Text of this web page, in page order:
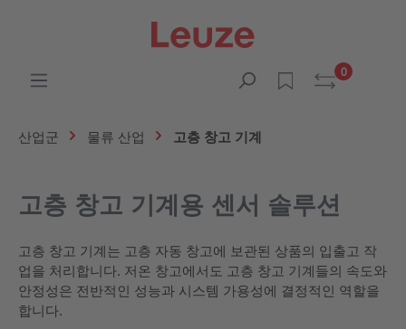
0
산업군 물류 산업 고층 창고 기계
고층 창고 기계용 센서 솔루션
고층 창고 기계는 고층 자동 창고에 보관된 상품의 입출고 작
업을 처리합니다. 저온 창고에서도 고층 창고 기계들의 속도와
안정성은 전반적인 성능과 시스템 가용성에 결정적인 역할을
합니다.